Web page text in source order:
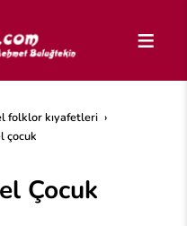
folklor kıyafetleri
çocuk
Çocuk